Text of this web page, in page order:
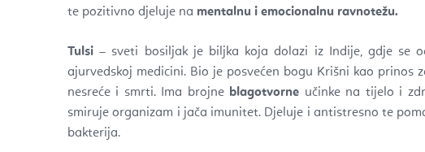
te pozitivno djeluje na mentalnu i emocionalnu ravnotežu.
Tulsi – sveti bosiljak je biljka koja dolazi iz Indije, gdje se
ajurvedskoj medicini. Bio je posvećen bogu Krišni kao prinos
nesreće i smrti. Ima brojne blagotvorne učinke na tijelo i
smiruje organizam i jača imunitet. Djeluje i antistresno te
bakterija.